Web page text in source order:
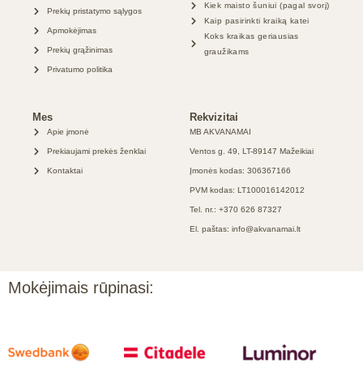
Prekių pristatymo sąlygos
Apmokėjimas
Prekių grąžinimas
Privatumo politika
Kiek maisto šuniui (pagal svorį)
Kaip pasirinkti kraiką katei
Koks kraikas geriausias
graužikams
Mes
Apie įmonė
Prekiaujami prekės ženklai
Kontaktai
Rekvizitai
MB AKVANAMAI
Ventos g. 49, LT-89147 Mažeikiai
Įmonės kodas: 306367166
PVM kodas: LT100016142012
Tel. nr.: +370 626 87327
El. paštas: info@akvanamai.lt
Mokėjimais rūpinasi: